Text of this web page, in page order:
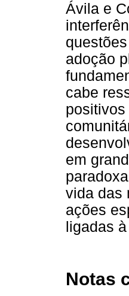
Ávila e
adoção
cabe
em
vida das
ações
ligadas
Notas